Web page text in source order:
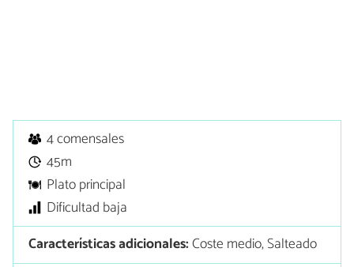
4 comensales
45m
Plato principal
Dificultad baja
Características adicionales:Coste medio, Salteado